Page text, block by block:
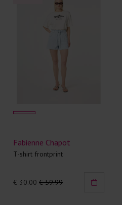
Fabienne Chapot
T-shirt frontprint
€ 30.00 € 59.99